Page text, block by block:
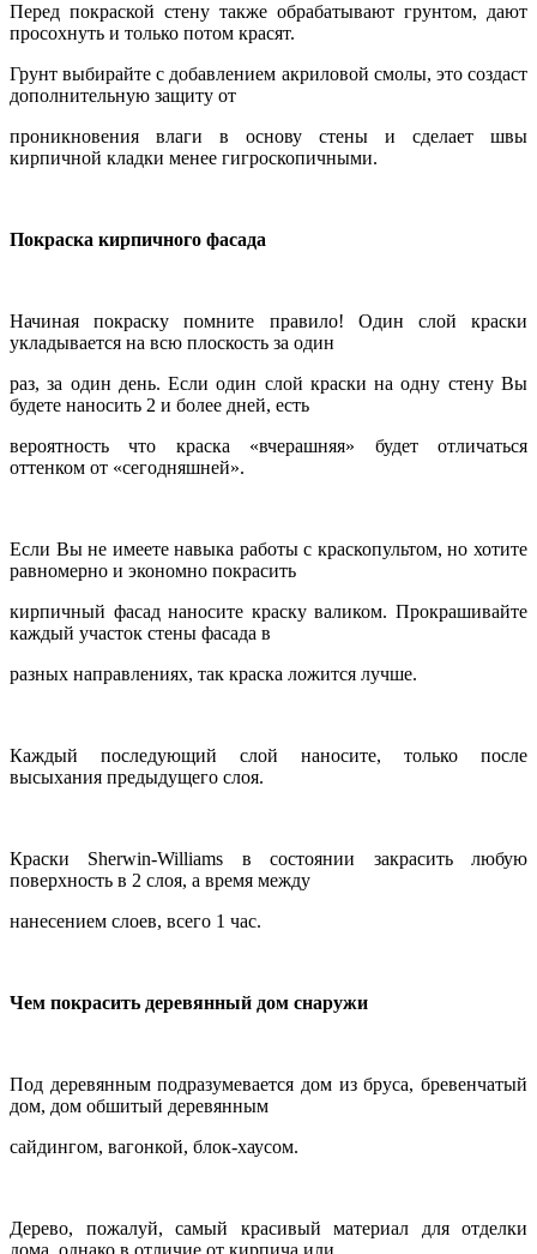
Перед покраской стену также обрабатывают грунтом, дают
просохнуть и только потом красят.
Грунт выбирайте с добавлением акриловой смолы, это создаст
дополнительную защиту от
проникновения влаги в основу стены и сделает швы
кирпичной кладки менее гигроскопичными.
Покраска кирпичного фасада
Начиная покраску помните правило! Один слой краски
укладывается на всю плоскость за один
раз, за один день. Если один слой краски на одну стену Вы
будете наносить 2 и более дней, есть
вероятность что краска «вчерашняя» будет отличаться
оттенком от «сегодняшней».
Если Вы не имеете навыка работы с краскопультом, но хотите
равномерно и экономно покрасить
кирпичный фасад наносите краску валиком. Прокрашивайте
каждый участок стены фасада в
разных направлениях, так краска ложится лучше.
Каждый последующий слой наносите, только после
высыхания предыдущего слоя.
Краски Sherwin-Williams в состоянии закрасить любую
поверхность в 2 слоя, а время между
нанесением слоев, всего 1 час.
Чем покрасить деревянный дом снаружи
Под деревянным подразумевается дом из бруса, бревенчатый
дом, дом обшитый деревянным
сайдингом, вагонкой, блок-хаусом.
Дерево, пожалуй, самый красивый материал для отделки